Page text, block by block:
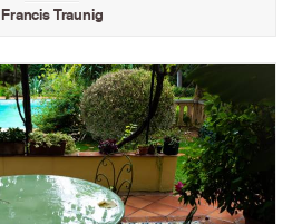
Francis Traunig